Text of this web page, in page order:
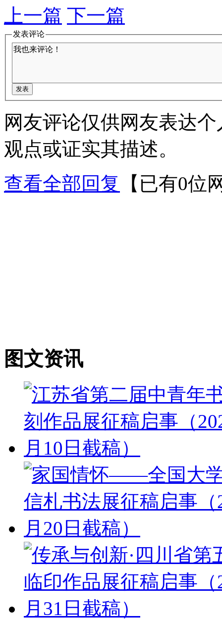
上一篇 下一篇
发表评论
网友评论仅供网友表达
观点或证实其描述。
查看全部回复
【已有0位
图文资讯